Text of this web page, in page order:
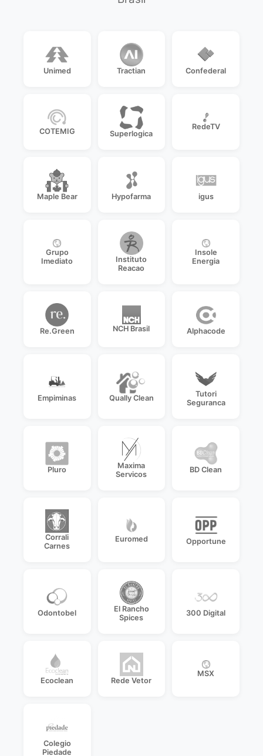
Unimed Tractian Confederal
COTEMIG Superlogica
RedeTV
Maple Bear Hypofarma igus
Grupo
Imediato
Instituto
Reacao
Insole
Energia
Re.Green NCH Brasil Alphacode
Empiminas Qually Clean
Tutori
Seguranca
Pluro
Maxima
Servicos
BD Clean
Corrali
Carnes
Euromed Opportune
Odontobel
El Rancho
Spices
300 Digital
Ecoclean Rede Vetor
MSX
Colegio
Piedade